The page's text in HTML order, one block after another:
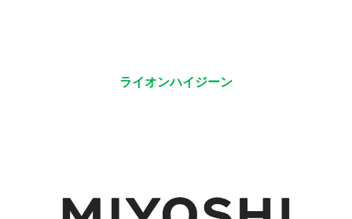
ライオンハイジーン